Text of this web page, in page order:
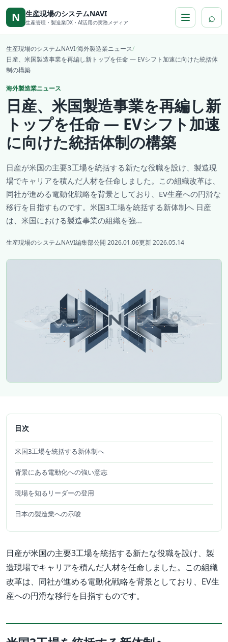
本文へ移動
N 生産現場のシステムNAVI
生産管理・製造業DX・AI活用の実務メディア ⌕
生産現場のシステムNAVI/海外製造業ニュース/
日産、米国製造事業を再編し新トップを任命 — EVシフト加速に向けた統括体
制の構築
海外製造業ニュース
日産、米国製造事業を再編し新
トップを任命 — EVシフト加速
に向けた統括体制の構築
日産が米国の主要3工場を統括する新たな役職を設け、製造現
場でキャリアを積んだ人材を任命しました。この組織改革は、
同社が進める電動化戦略を背景としており、EV生産への円滑な
移行を目指すものです。米国3工場を統括する新体制へ 日産
は、米国における製造事業の組織を強...
生産現場のシステムNAVI編集部公開 2026.01.06更新 2026.05.14
目次
米国3工場を統括する新体制へ
背景にある電動化への強い意志
現場を知るリーダーの登用
日本の製造業への示唆
日産が米国の主要3工場を統括する新たな役職を設け、製
造現場でキャリアを積んだ人材を任命しました。この組織
改革は、同社が進める電動化戦略を背景としており、EV生
産への円滑な移行を目指すものです。